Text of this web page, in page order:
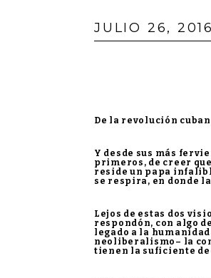
JULIO 26, 2016
De la revolución
Y desde sus más
primeros, de creer
reside un papa
se respira, en donde
Lejos de estas dos
respondón, con algo
legado a la
neoliberalismo– la
tienen la suficiente